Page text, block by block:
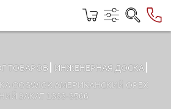
ТОВАРОВ
ИНЖЕНЕРНАЯ ДОСКА
COSWICK АМЕРИКАНСКИЙ ОРЕХ
ЗАКАТ 1363-3566